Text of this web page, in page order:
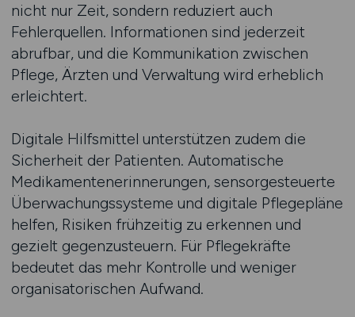
nicht nur Zeit, sondern reduziert auch
Fehlerquellen. Informationen sind jederzeit
abrufbar, und die Kommunikation zwischen
Pflege, Ärzten und Verwaltung wird erheblich
erleichtert.
Digitale Hilfsmittel unterstützen zudem die
Sicherheit der Patienten. Automatische
Medikamentenerinnerungen, sensorgesteuerte
Überwachungssysteme und digitale Pflegepläne
helfen, Risiken frühzeitig zu erkennen und
gezielt gegenzusteuern. Für Pflegekräfte
bedeutet das mehr Kontrolle und weniger
organisatorischen Aufwand.